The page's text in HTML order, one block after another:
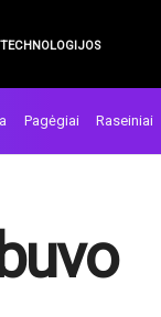
TECHNOLOGIJOS
Pagėgiai Raseiniai